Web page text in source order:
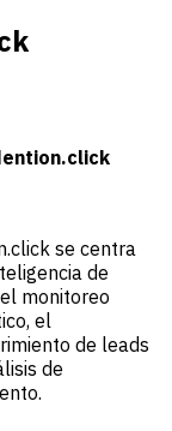
se centra
de
monitoreo
el
de leads
de